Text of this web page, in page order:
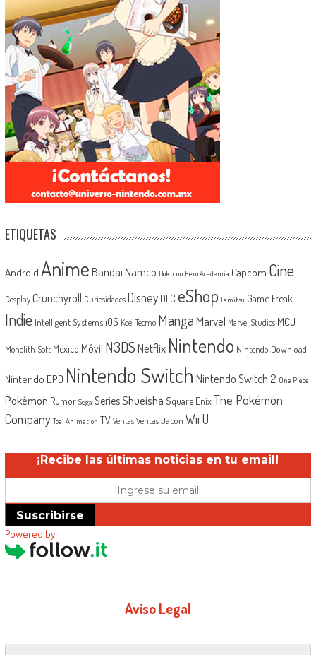
ETIQUETAS
Android Anime Bandai Namco Boku no Hero Academia Capcom Cine
Cosplay Crunchyroll Curiosidades Disney DLC eShop Famitsu Game Freak
Indie Intelligent Systems iOS Koei Tecmo MangaMarvel Marvel Studios MCU
Monolith Soft México Móvil N3DSNetflix Nintendo Nintendo Download
Nintendo EPD Nintendo Switch Nintendo Switch 2 One Piece
Pokémon Rumor Sega SeriesShueisha Square EnixThe Pokémon
Company Toei Animation TV Ventas Ventas Japón Wii U
¡Recibe las últimas noticias en tu email!
Suscribirse
Powered by
Aviso Legal